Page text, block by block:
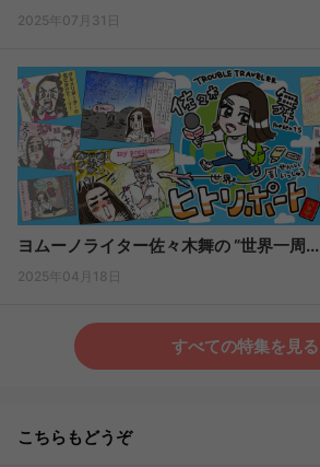
2025年07月31日
ヨムーノライター佐々木舞の “世界一周...
2025年04月18日
すべての特集を見る
こちらもどうぞ